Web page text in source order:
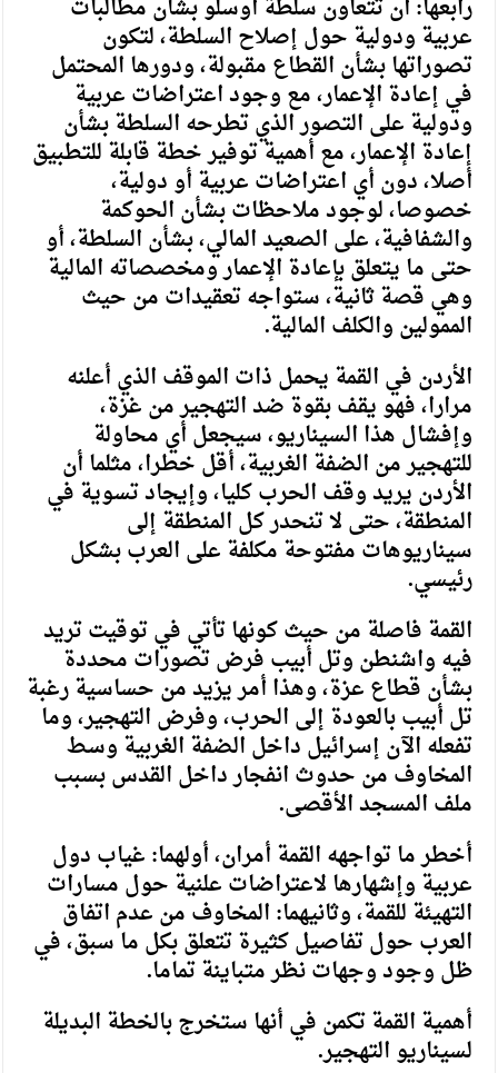
رابعها: أن تتعاون سلطة أوسلو بشأن مطالبات
عربية ودولية حول إصلاح السلطة، لتكون
تصوراتها بشأن القطاع مقبولة، ودورها المحتمل
في إعادة الإعمار، مع وجود اعتراضات عربية
ودولية على التصور الذي تطرحه السلطة بشأن
إعادة الإعمار، مع أهمية توفير خطة قابلة للتطبيق
أصلا، دون أي اعتراضات عربية أو دولية،
خصوصا، لوجود ملاحظات بشأن الحوكمة
والشفافية، على الصعيد المالي، بشأن السلطة، أو
حتى ما يتعلق بإعادة الإعمار ومخصصاته المالية
وهي قصة ثانية، ستواجه تعقيدات من حيث
الممولين والكلف المالية.
الأردن في القمة يحمل ذات الموقف الذي أعلنه
مرارا، فهو يقف بقوة ضد التهجير من غزة،
وإفشال هذا السيناريو، سيجعل أي محاولة
للتهجير من الضفة الغربية، أقل خطرا، مثلما أن
الأردن يريد وقف الحرب كليا، وإيجاد تسوية في
المنطقة، حتى لا تنحدر كل المنطقة إلى
سيناريوهات مفتوحة مكلفة على العرب بشكل
رئيسي.
القمة فاصلة من حيث كونها تأتي في توقيت تريد
فيه واشنطن وتل أبيب فرض تصورات محددة
بشأن قطاع عزة، وهذا أمر يزيد من حساسية رغبة
تل أبيب بالعودة إلى الحرب، وفرض التهجير، وما
تفعله الآن إسرائيل داخل الضفة الغربية وسط
المخاوف من حدوث انفجار داخل القدس بسبب
ملف المسجد الأقصى.
أخطر ما تواجهه القمة أمران، أولهما: غياب دول
عربية وإشهارها لاعتراضات علنية حول مسارات
التهيئة للقمة، وثانيهما: المخاوف من عدم اتفاق
العرب حول تفاصيل كثيرة تتعلق بكل ما سبق، في
ظل وجود وجهات نظر متباينة تماما.
أهمية القمة تكمن في أنها ستخرج بالخطة البديلة
لسيناريو التهجير.